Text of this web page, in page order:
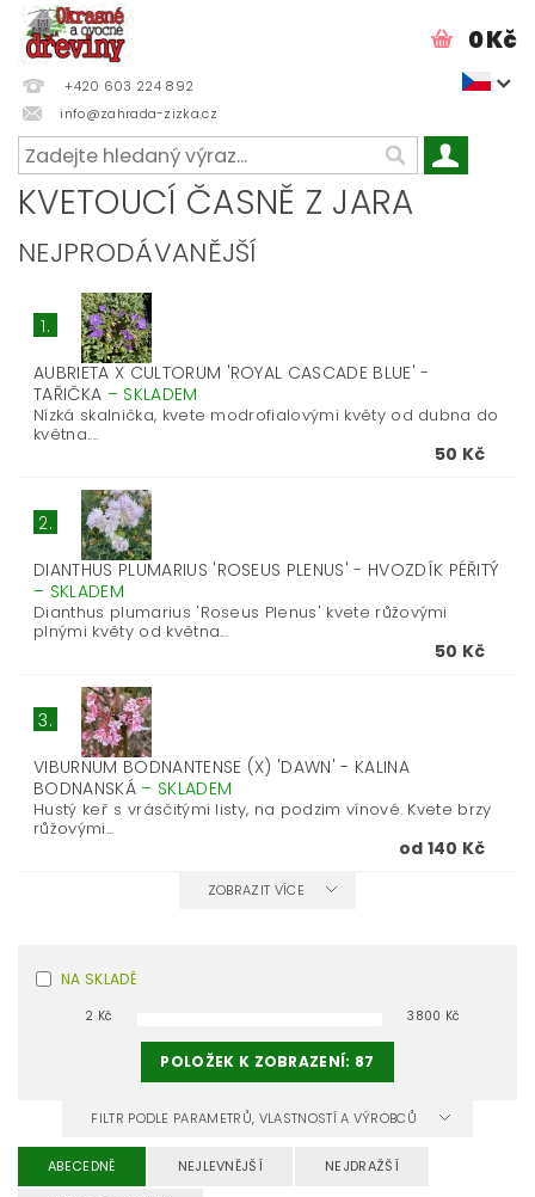
+420 603 224 892
info@zahrada-zizka.cz
0 Kč
KVETOUCÍ ČASNĚ Z JARA
NEJPRODÁVANĚJŠÍ
1.
AUBRIETA X CULTORUM 'ROYAL CASCADE BLUE' -
TAŘIČKA – SKLADEM
Nízká skalnička, kvete modrofialovými květy od dubna do
května....
50 Kč
2.
DIANTHUS PLUMARIUS 'ROSEUS PLENUS' - HVOZDÍK PÉŘITÝ
– SKLADEM
Dianthus plumarius 'Roseus Plenus' kvete růžovými
plnými květy od května...
50 Kč
3.
VIBURNUM BODNANTENSE (X) 'DAWN' - KALINA
BODNANSKÁ – SKLADEM
Hustý keř s vrásčitými listy, na podzim vínové. Kvete brzy
růžovými...
od 140 Kč
ZOBRAZIT VÍCE
NA SKLADĚ
2 Kč 3800 Kč
POLOŽEK K ZOBRAZENÍ: 87
FILTR PODLE PARAMETRŮ, VLASTNOSTÍ A VÝROBCŮ
ABECEDNĚ NEJLEVNĚJŠÍ NEJDRAŽŠÍ